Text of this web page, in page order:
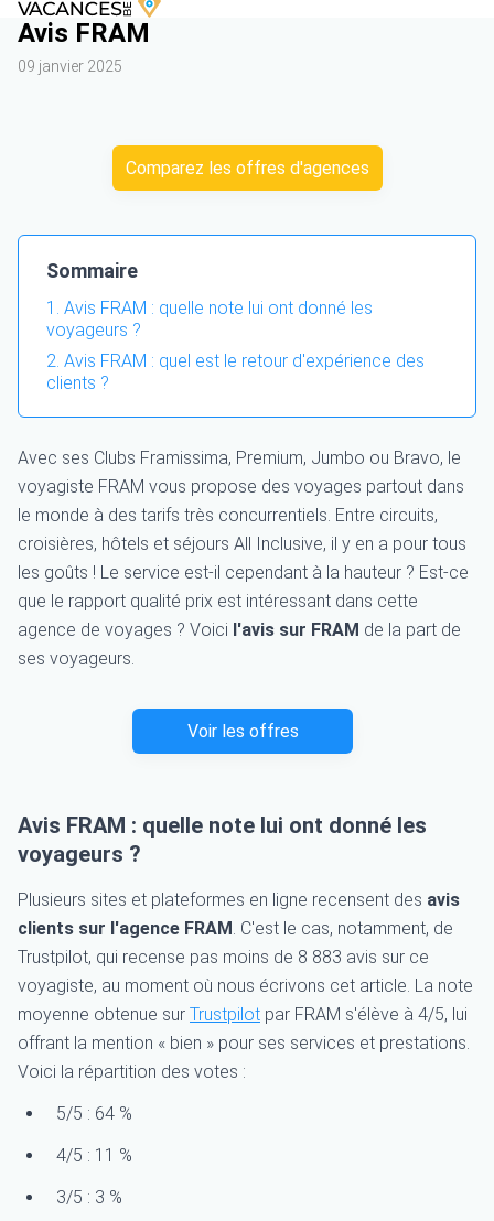
Avis FRAM
09 janvier 2025
Comparez les offres d'agences
Sommaire
Avis FRAM : quelle note lui ont donné les
voyageurs ?
Avis FRAM : quel est le retour d'expérience des
clients ?
Avec ses Clubs Framissima, Premium, Jumbo ou Bravo, le
voyagiste FRAM vous propose des voyages partout dans
le monde à des tarifs très concurrentiels. Entre circuits,
croisières, hôtels et séjours All Inclusive, il y en a pour tous
les goûts ! Le service est-il cependant à la hauteur ? Est-ce
que le rapport qualité prix est intéressant dans cette
agence de voyages ? Voici l'avis sur FRAM de la part de
ses voyageurs.
Voir les offres
Avis FRAM : quelle note lui ont donné les
voyageurs ?
Plusieurs sites et plateformes en ligne recensent des avis
clients sur l'agence FRAM. C'est le cas, notamment, de
Trustpilot, qui recense pas moins de 8 883 avis sur ce
voyagiste, au moment où nous écrivons cet article. La note
moyenne obtenue sur Trustpilot par FRAM s'élève à 4/5, lui
offrant la mention « bien » pour ses services et prestations.
Voici la répartition des votes :
5/5 : 64 %
4/5 : 11 %
3/5 : 3 %